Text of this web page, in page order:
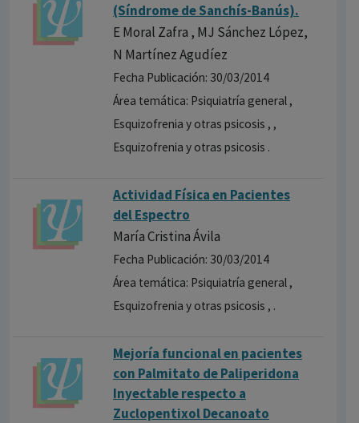
(Síndrome de Sanchís-Banús).
E Moral Zafra , MJ Sánchez López,
N Martínez Agudíez
Fecha Publicación: 30/03/2014
Área temática: Psiquiatría general ,
Esquizofrenia y otras psicosis , ,
Esquizofrenia y otras psicosis .
Actividad Física en Pacientes
del Espectro
María Cristina Ávila
Fecha Publicación: 30/03/2014
Área temática: Psiquiatría general ,
Esquizofrenia y otras psicosis , .
Mejoría funcional en pacientes
con Palmitato de Paliperidona
Inyectable respecto a
Zuclopentixol Decanoato